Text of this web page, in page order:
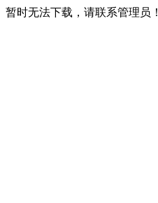
暂时无法下载，请联系管理员！